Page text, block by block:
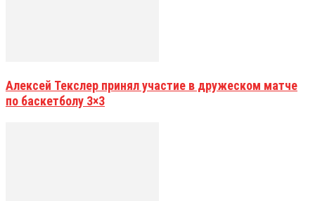
Алексей Текслер принял участие в дружеском матче
по баскетболу 3×3